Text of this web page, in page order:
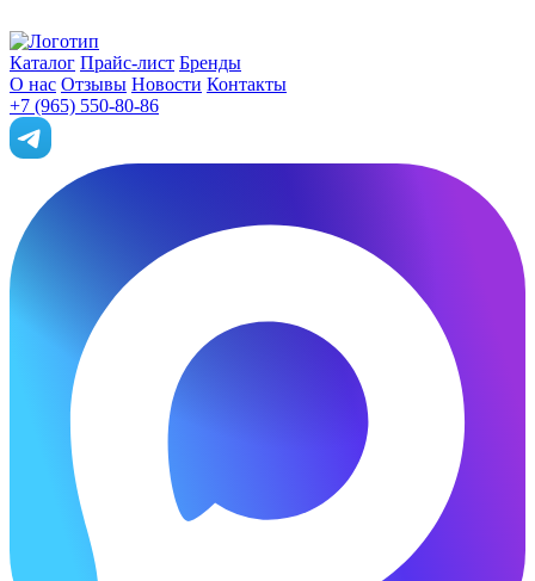
Каталог Прайс-лист Бренды
О нас Отзывы Новости Контакты
+7 (965) 550-80-86